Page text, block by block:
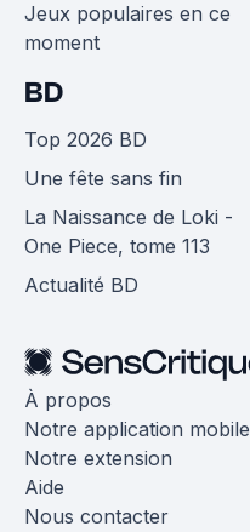
Jeux populaires en ce
moment
BD
Top 2026 BD
Une fête sans fin
La Naissance de Loki -
One Piece, tome 113
Actualité BD
À propos
Notre application mobile
Notre extension
Aide
Nous contacter